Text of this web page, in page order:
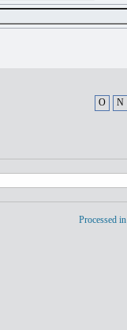
O N
Processed